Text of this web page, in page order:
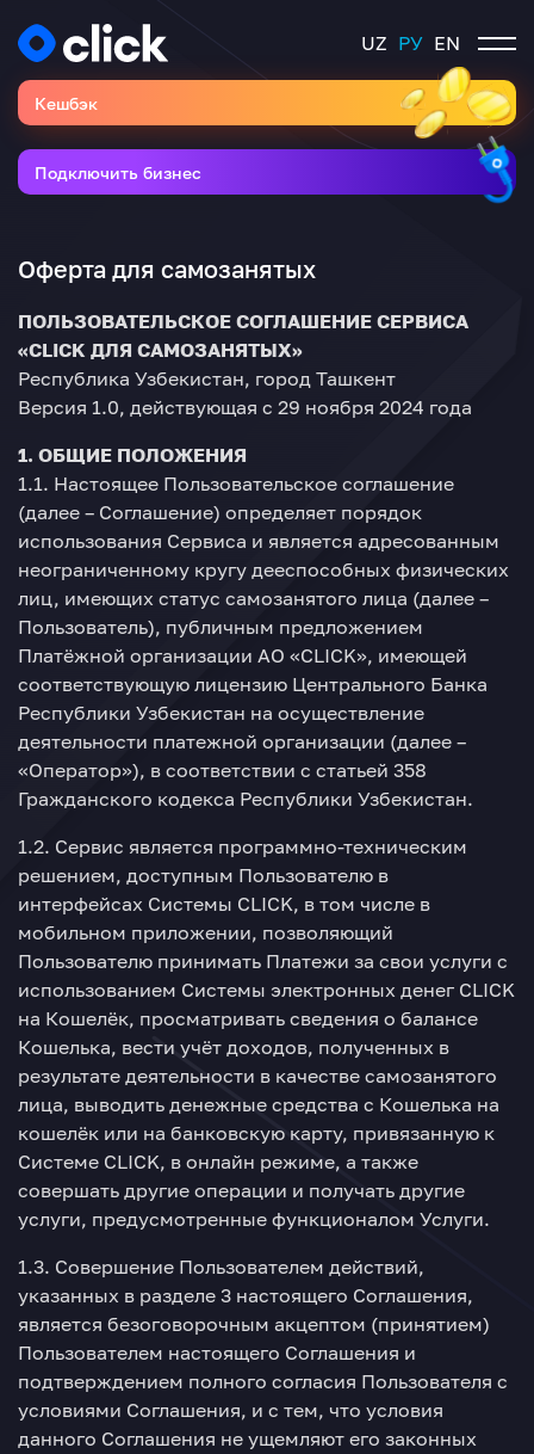
UZ РУ EN
Кешбэк
Подключить бизнес
Оферта для самозанятых
ПОЛЬЗОВАТЕЛЬСКОЕ СОГЛАШЕНИЕ СЕРВИСА
«CLICK ДЛЯ САМОЗАНЯТЫХ»
Республика Узбекистан, город Ташкент
Версия 1.0, действующая с 29 ноября 2024 года
1. ОБЩИЕ ПОЛОЖЕНИЯ
1.1. Настоящее Пользовательское соглашение
(далее – Соглашение) определяет порядок
использования Сервиса и является адресованным
неограниченному кругу дееспособных физических
лиц, имеющих статус самозанятого лица (далее –
Пользователь), публичным предложением
Платёжной организации АО «CLICK», имеющей
соответствующую лицензию Центрального Банка
Республики Узбекистан на осуществление
деятельности платежной организации (далее –
«Оператор»), в соответствии с статьей 358
Гражданского кодекса Республики Узбекистан.
1.2. Сервис является программно-техническим
решением, доступным Пользователю в
интерфейсах Системы CLICK, в том числе в
мобильном приложении, позволяющий
Пользователю принимать Платежи за свои услуги с
использованием Системы электронных денег CLICK
на Кошелёк, просматривать сведения о балансе
Кошелька, вести учёт доходов, полученных в
результате деятельности в качестве самозанятого
лица, выводить денежные средства с Кошелька на
кошелёк или на банковскую карту, привязанную к
Системе CLICK, в онлайн режиме, а также
совершать другие операции и получать другие
услуги, предусмотренные функционалом Услуги.
1.3. Совершение Пользователем действий,
указанных в разделе 3 настоящего Соглашения,
является безоговорочным акцептом (принятием)
Пользователем настоящего Соглашения и
подтверждением полного согласия Пользователя с
условиями Соглашения, и с тем, что условия
данного Соглашения не ущемляют его законных